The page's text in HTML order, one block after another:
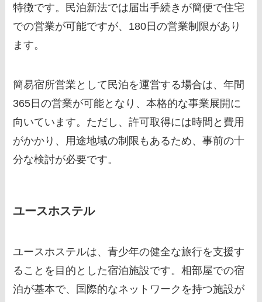
特徴です。民泊新法では届出手続きが簡便で住宅
での営業が可能ですが、180日の営業制限があり
ます。
簡易宿所営業として民泊を運営する場合は、年間
365日の営業が可能となり、本格的な事業展開に
向いています。ただし、許可取得には時間と費用
がかかり、用途地域の制限もあるため、事前の十
分な検討が必要です。
ユースホステル
ユースホステルは、青少年の健全な旅行を支援す
ることを目的とした宿泊施設です。相部屋での宿
泊が基本で、国際的なネットワークを持つ施設が